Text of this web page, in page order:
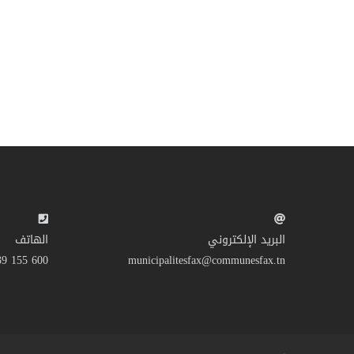
الهاتف
600 155 39 216+
البريد الإلكتروني
municipalitesfax@communesfax.tn